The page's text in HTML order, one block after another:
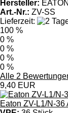
Hersteller: EATON
Art.-Nr.: ZV-SS
Lieferzeit:
100 %
0 %
0 %
0 %
0 %
Alle 2
9,40 EUR
Eaton ZV-L1/N-